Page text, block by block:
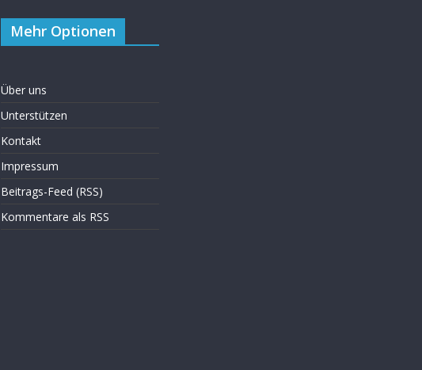
Mehr Optionen
Über uns
Unterstützen
Kontakt
Impressum
Beitrags-Feed (RSS)
Kommentare als RSS